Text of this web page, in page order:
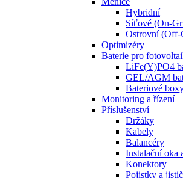
Hybridní
Síťové (On-
Ostrovní (Off-
Optimizéry
Baterie pro
LiFe(Y)PO4
GEL/AGM
Bateriové
Monitoring a řízení
Příslušenství
Držáky
Kabely
Balancéry
Instalační oka
Konektory
Pojistky a